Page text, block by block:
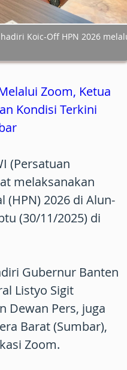
Koic-Off HPN 2026
Zoom, Ketua
Kondisi Terkini
(Persatuan
melaksanakan
(HPN) 2026 di Alun-
(30/11/2025) di
Gubernur Banten
Listyo Sigit
Dewan Pers, juga
Barat (Sumbar),
Zoom.